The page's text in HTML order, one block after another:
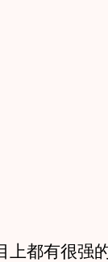
上都有很强